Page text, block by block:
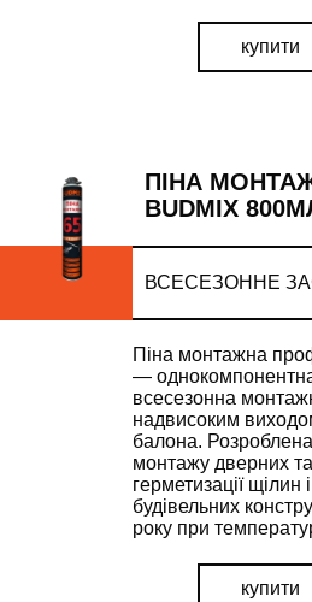
купити
ПІНА
BUDMIX
ВСЕСЕЗОННЕ
Піна монтажна
—
всесезонна
надвисоким
балона.
монтажу дверних та
герметизації щілин
будівельних
року при
купити